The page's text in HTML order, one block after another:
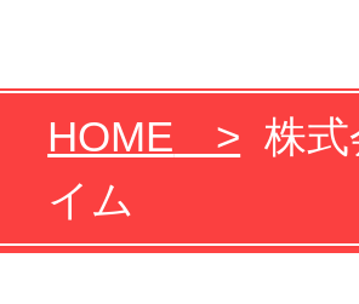
HOME
株
イム